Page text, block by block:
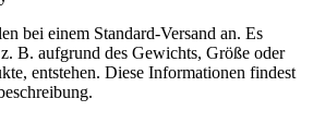
bei einem Standard-Versand an. Es
B. aufgrund des Gewichts, Größe oder
entstehen. Diese Informationen findest